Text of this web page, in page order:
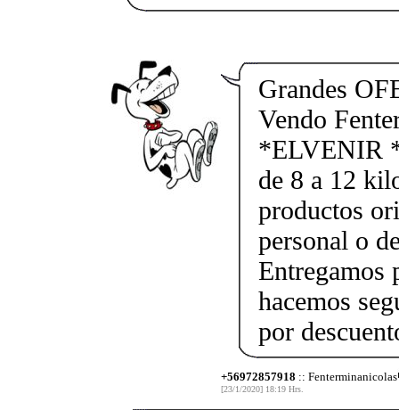
Grandes
Vendo
*ELVENIR
de 8 a 12
productos
personal o
Entregamos
hacemos
por
+56972857918 :: Fenterminanicolas
[23/1/2020] 18:19 Hrs.